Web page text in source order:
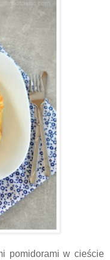
pomidorami w cieście